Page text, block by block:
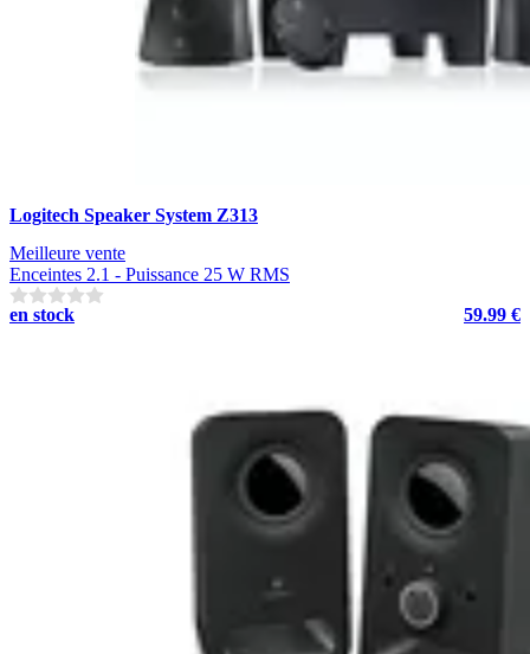
Logitech Speaker System Z313
Meilleure vente
Enceintes 2.1 - Puissance 25 W RMS
en stock
59.99 €